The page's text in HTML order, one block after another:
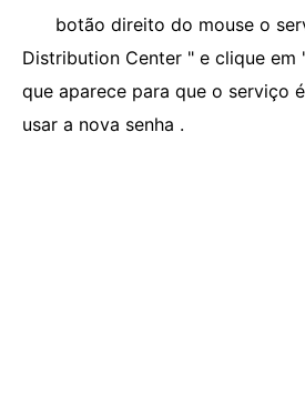
botão direito do mouse o
Distribution Center " e clique em
que aparece para que o serviço
usar a nova senha .